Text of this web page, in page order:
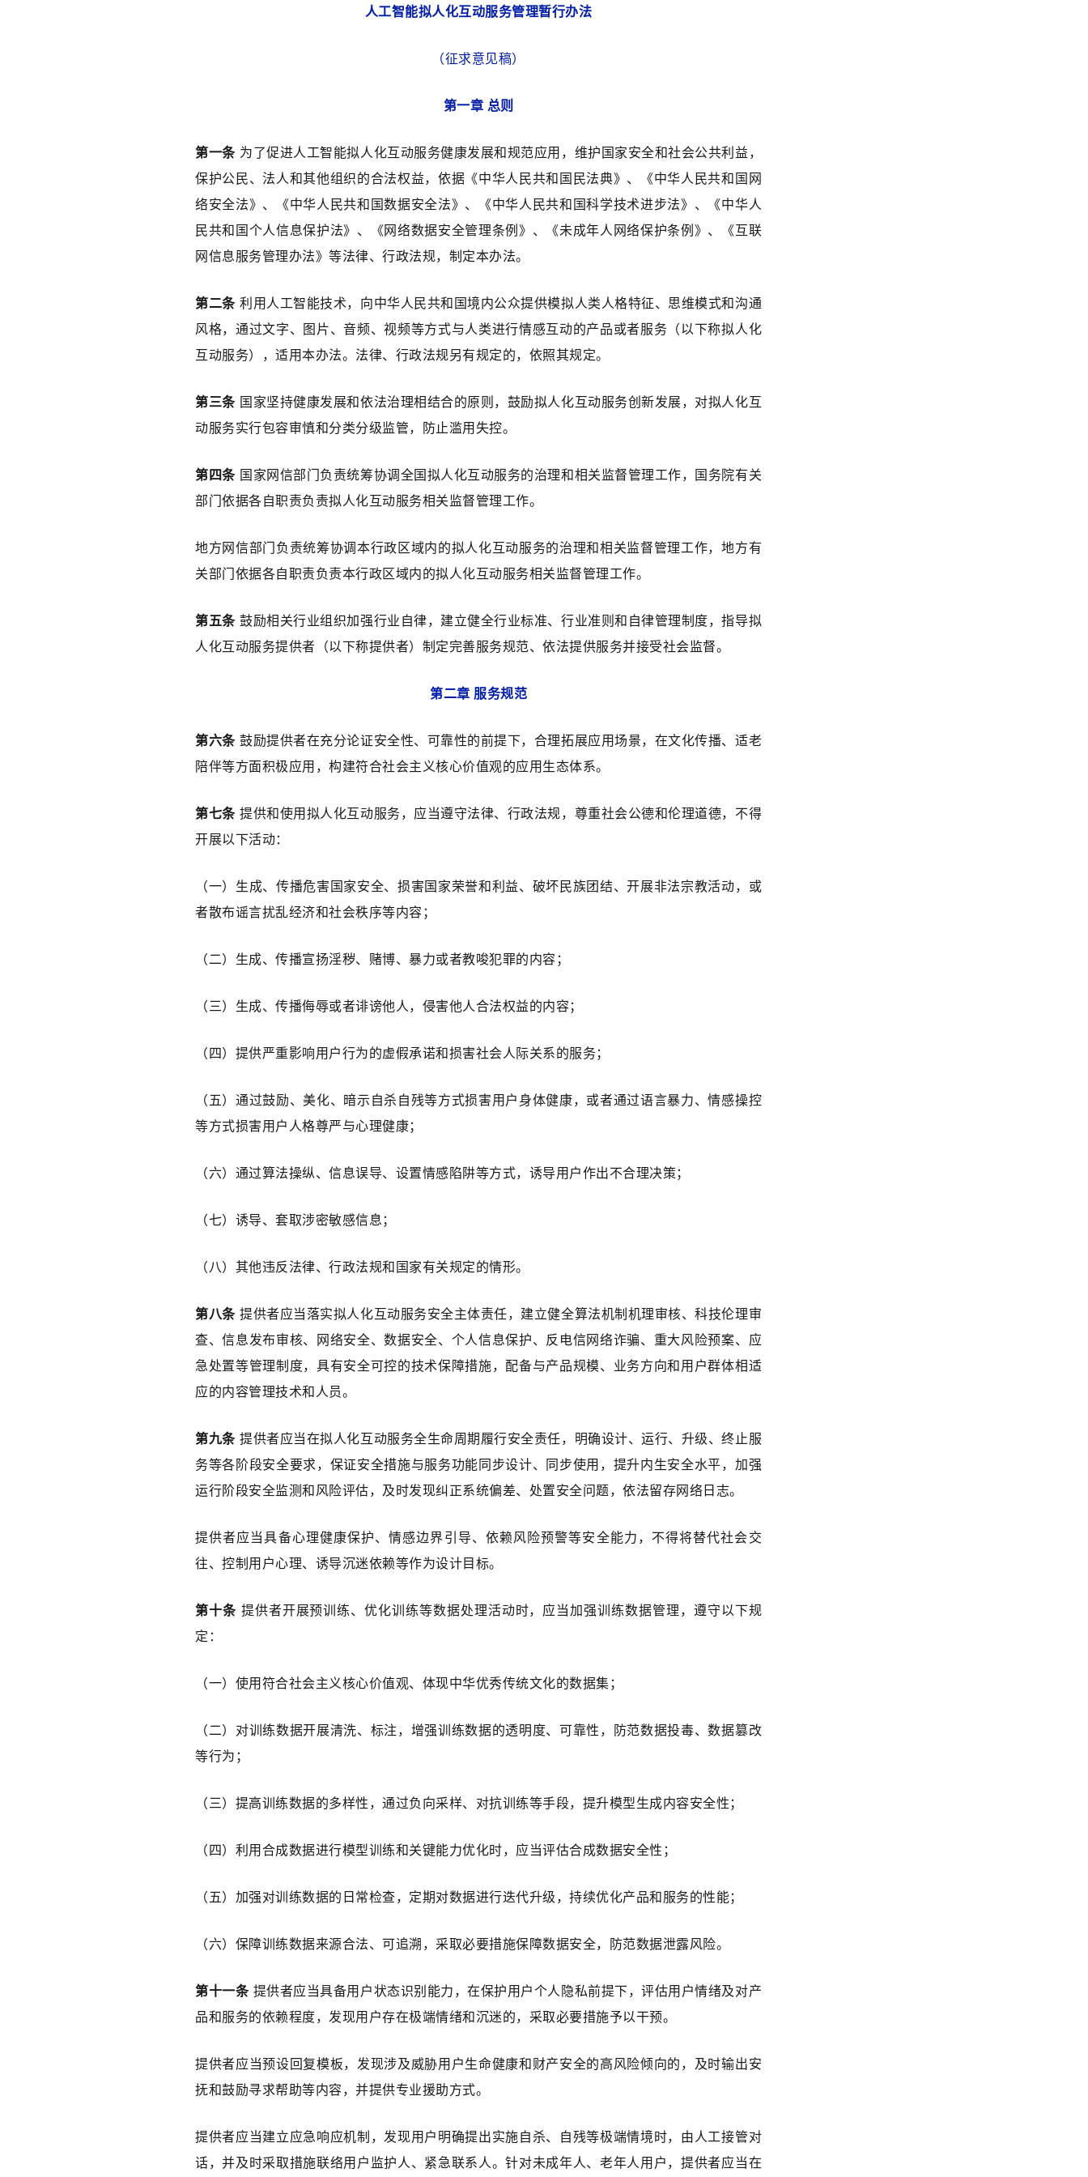
人工智能拟人化互动服务管理暂行办法
（征求意见稿）
第一章 总则
第一条 为了促进人工智能拟人化互动服务健康发展和规范应用，维护国家安全和社会公共利益，
保护公民、法人和其他组织的合法权益，依据《中华人民共和国民法典》、《中华人民共和国网
络安全法》、《中华人民共和国数据安全法》、《中华人民共和国科学技术进步法》、《中华人
民共和国个人信息保护法》、《网络数据安全管理条例》、《未成年人网络保护条例》、《互联
网信息服务管理办法》等法律、行政法规，制定本办法。
第二条 利用人工智能技术，向中华人民共和国境内公众提供模拟人类人格特征、思维模式和沟通
风格，通过文字、图片、音频、视频等方式与人类进行情感互动的产品或者服务（以下称拟人化
互动服务），适用本办法。法律、行政法规另有规定的，依照其规定。
第三条 国家坚持健康发展和依法治理相结合的原则，鼓励拟人化互动服务创新发展，对拟人化互
动服务实行包容审慎和分类分级监管，防止滥用失控。
第四条 国家网信部门负责统筹协调全国拟人化互动服务的治理和相关监督管理工作，国务院有关
部门依据各自职责负责拟人化互动服务相关监督管理工作。
地方网信部门负责统筹协调本行政区域内的拟人化互动服务的治理和相关监督管理工作，地方有
关部门依据各自职责负责本行政区域内的拟人化互动服务相关监督管理工作。
第五条 鼓励相关行业组织加强行业自律，建立健全行业标准、行业准则和自律管理制度，指导拟
人化互动服务提供者（以下称提供者）制定完善服务规范、依法提供服务并接受社会监督。
第二章 服务规范
第六条 鼓励提供者在充分论证安全性、可靠性的前提下，合理拓展应用场景，在文化传播、适老
陪伴等方面积极应用，构建符合社会主义核心价值观的应用生态体系。
第七条 提供和使用拟人化互动服务，应当遵守法律、行政法规，尊重社会公德和伦理道德，不得
开展以下活动：
（一）生成、传播危害国家安全、损害国家荣誉和利益、破坏民族团结、开展非法宗教活动，或
者散布谣言扰乱经济和社会秩序等内容；
（二）生成、传播宣扬淫秽、赌博、暴力或者教唆犯罪的内容；
（三）生成、传播侮辱或者诽谤他人，侵害他人合法权益的内容；
（四）提供严重影响用户行为的虚假承诺和损害社会人际关系的服务；
（五）通过鼓励、美化、暗示自杀自残等方式损害用户身体健康，或者通过语言暴力、情感操控
等方式损害用户人格尊严与心理健康；
（六）通过算法操纵、信息误导、设置情感陷阱等方式，诱导用户作出不合理决策；
（七）诱导、套取涉密敏感信息；
（八）其他违反法律、行政法规和国家有关规定的情形。
第八条 提供者应当落实拟人化互动服务安全主体责任，建立健全算法机制机理审核、科技伦理审
查、信息发布审核、网络安全、数据安全、个人信息保护、反电信网络诈骗、重大风险预案、应
急处置等管理制度，具有安全可控的技术保障措施，配备与产品规模、业务方向和用户群体相适
应的内容管理技术和人员。
第九条 提供者应当在拟人化互动服务全生命周期履行安全责任，明确设计、运行、升级、终止服
务等各阶段安全要求，保证安全措施与服务功能同步设计、同步使用，提升内生安全水平，加强
运行阶段安全监测和风险评估，及时发现纠正系统偏差、处置安全问题，依法留存网络日志。
提供者应当具备心理健康保护、情感边界引导、依赖风险预警等安全能力，不得将替代社会交
往、控制用户心理、诱导沉迷依赖等作为设计目标。
第十条 提供者开展预训练、优化训练等数据处理活动时，应当加强训练数据管理，遵守以下规
定：
（一）使用符合社会主义核心价值观、体现中华优秀传统文化的数据集；
（二）对训练数据开展清洗、标注，增强训练数据的透明度、可靠性，防范数据投毒、数据篡改
等行为；
（三）提高训练数据的多样性，通过负向采样、对抗训练等手段，提升模型生成内容安全性；
（四）利用合成数据进行模型训练和关键能力优化时，应当评估合成数据安全性；
（五）加强对训练数据的日常检查，定期对数据进行迭代升级，持续优化产品和服务的性能；
（六）保障训练数据来源合法、可追溯，采取必要措施保障数据安全，防范数据泄露风险。
第十一条 提供者应当具备用户状态识别能力，在保护用户个人隐私前提下，评估用户情绪及对产
品和服务的依赖程度，发现用户存在极端情绪和沉迷的，采取必要措施予以干预。
提供者应当预设回复模板，发现涉及威胁用户生命健康和财产安全的高风险倾向的，及时输出安
抚和鼓励寻求帮助等内容，并提供专业援助方式。
提供者应当建立应急响应机制，发现用户明确提出实施自杀、自残等极端情境时，由人工接管对
话，并及时采取措施联络用户监护人、紧急联系人。针对未成年人、老年人用户，提供者应当在